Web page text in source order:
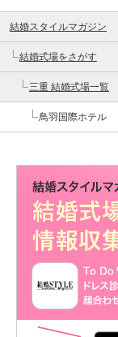
結婚スタイルマガジン
結婚式場をさがす
三重 結婚式場一覧
鳥羽国際ホテル